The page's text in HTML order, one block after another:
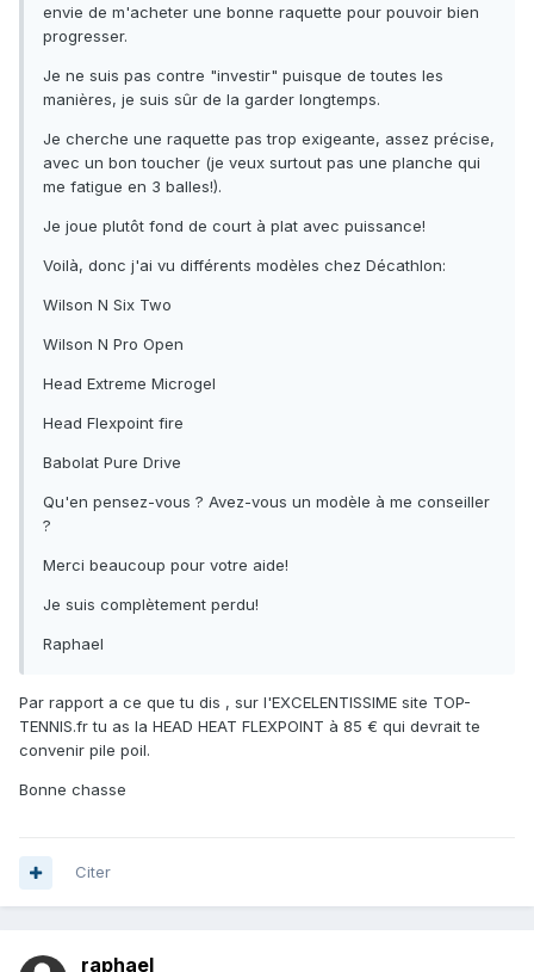
envie de m'acheter une bonne raquette pour pouvoir bien
progresser.
Je ne suis pas contre "investir" puisque de toutes les
manières, je suis sûr de la garder longtemps.
Je cherche une raquette pas trop exigeante, assez précise,
avec un bon toucher (je veux surtout pas une planche qui
me fatigue en 3 balles!).
Je joue plutôt fond de court à plat avec puissance!
Voilà, donc j'ai vu différents modèles chez Décathlon:
Wilson N Six Two
Wilson N Pro Open
Head Extreme Microgel
Head Flexpoint fire
Babolat Pure Drive
Qu'en pensez-vous ? Avez-vous un modèle à me conseiller
?
Merci beaucoup pour votre aide!
Je suis complètement perdu!
Raphael
Par rapport a ce que tu dis , sur l'EXCELENTISSIME site TOP-
TENNIS.fr tu as la HEAD HEAT FLEXPOINT à 85 € qui devrait te
convenir pile poil.
Bonne chasse
Citer
raphael